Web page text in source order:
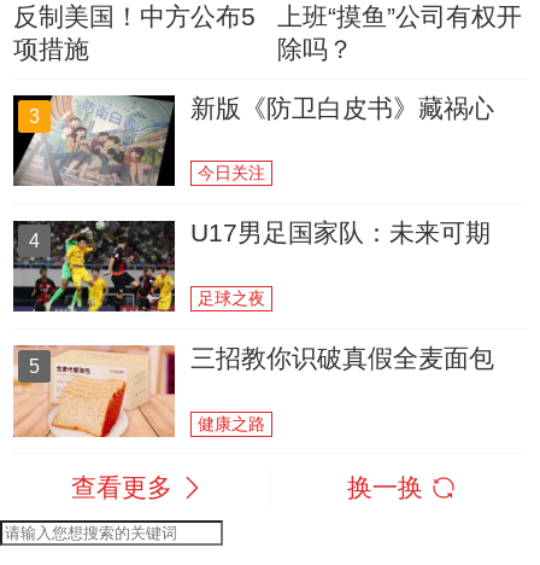
反制美国！中方公布5
项措施
上班“摸鱼”公司有权开
除吗？
3 新版《防卫白皮书》藏祸心
今日关注
4 U17男足国家队：未来可期
足球之夜
5 三招教你识破真假全麦面包
健康之路
查看更多 换一换